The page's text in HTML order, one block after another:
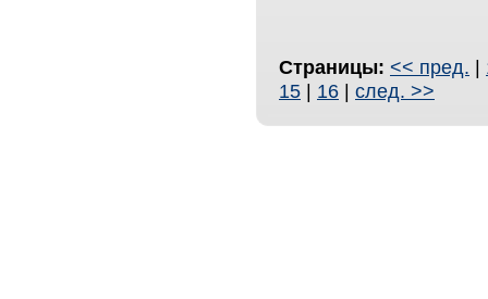
Страницы: << пред. |
15 | 16 | след. >>